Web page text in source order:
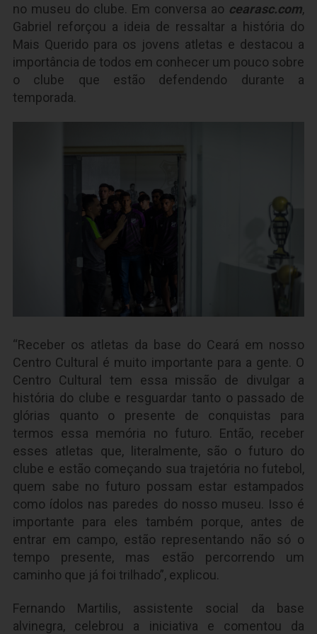
no museu do clube. Em conversa ao cearasc.com,
Gabriel reforçou a ideia de ressaltar a história do
Mais Querido para os jovens atletas e destacou a
importância de todos em conhecer um pouco sobre
o clube que estão defendendo durante a
temporada.
“Receber os atletas da base do Ceará em nosso
Centro Cultural é muito importante para a gente. O
Centro Cultural tem essa missão de divulgar a
história do clube e resguardar tanto o passado de
glórias quanto o presente de conquistas para
termos essa memória no futuro. Então, receber
esses atletas que, literalmente, são o futuro do
clube e estão começando sua trajetória no futebol,
quem sabe no futuro possam estar estampados
como ídolos nas paredes do nosso museu. Isso é
importante para eles também porque, antes de
entrar em campo, estão representando não só o
tempo presente, mas estão percorrendo um
caminho que já foi trilhado”, explicou.
Fernando Martilis, assistente social da base
alvinegra, celebrou a iniciativa e comentou da